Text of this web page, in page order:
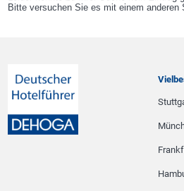
Bitte versuchen Sie es mit einem anderen